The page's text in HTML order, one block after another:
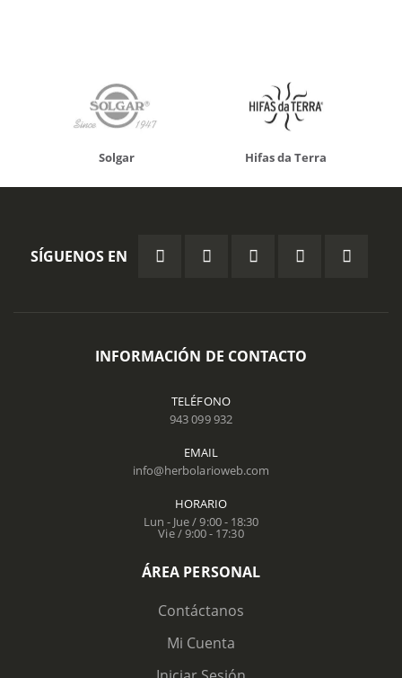
Solgar Hifas da Terra
SÍGUENOS EN
INFORMACIÓN DE CONTACTO
TELÉFONO
943 099 932
EMAIL
info@herbolarioweb.com
HORARIO
Lun - Jue / 9:00 - 18:30
Vie / 9:00 - 17:30
ÁREA PERSONAL
Contáctanos
Mi Cuenta